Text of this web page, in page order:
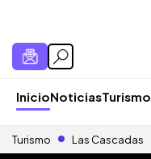
InicioNoticiasTurismo
Turismo Las Cascadas